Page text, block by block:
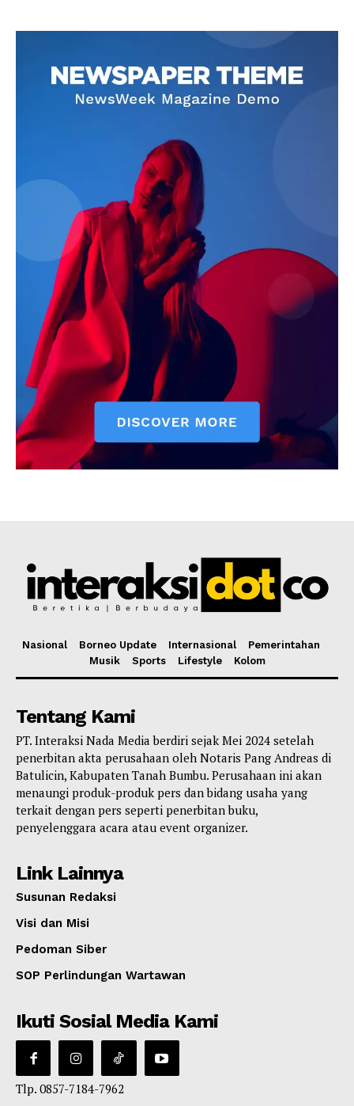
Nasional Borneo Update Internasional
Pemerintahan
Musik
Sports Lifestyle Kolom
Tentang Kami
PT. Interaksi Nada Media berdiri sejak Mei 2024 setelah
penerbitan akta perusahaan oleh Notaris Pang Andreas di
Batulicin, Kabupaten Tanah Bumbu. Perusahaan ini akan
menaungi produk-produk pers dan bidang usaha yang
terkait dengan pers seperti penerbitan buku,
penyelenggara acara atau event organizer.
Link Lainnya
Susunan Redaksi
Visi dan Misi
Pedoman Siber
SOP Perlindungan Wartawan
Ikuti Sosial Media Kami
Tlp. 0857-7184-7962